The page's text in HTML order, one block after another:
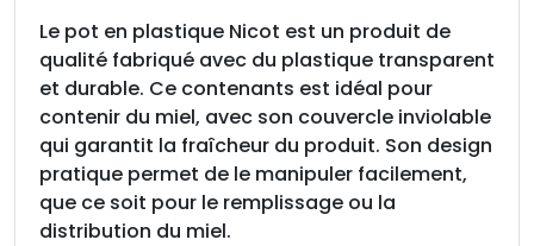
Le pot en plastique Nicot est un produit de
qualité fabriqué avec du plastique transparent
et durable. Ce contenants est idéal pour
contenir du miel, avec son couvercle inviolable
qui garantit la fraîcheur du produit. Son design
pratique permet de le manipuler facilement,
que ce soit pour le remplissage ou la
distribution du miel.